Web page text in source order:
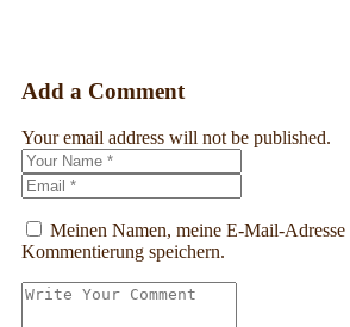
Add a Comment
Your email address will not be published.
Meinen Namen, meine E-Mail-
Kommentierung speichern.